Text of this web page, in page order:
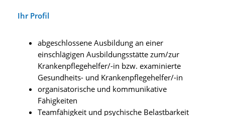
Ihr Profil
abgeschlossene Ausbildung an einer
einschlägigen Ausbildungsstätte zum/zur
Krankenpflegehelfer/-in bzw. examinierte
Gesundheits- und Krankenpflegehelfer/-in
organisatorische und kommunikative
Fähigkeiten
Teamfähigkeit und psychische Belastbarkeit